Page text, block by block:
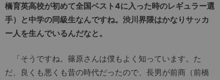
橋育英高校が初めて全国ベスト4に入った時のレギュラー選
手）と中学の同級生なんですね。渋川界隈はかなりサッカ
ー人を生んでいるんだなと。
「そうですね。篠原さんは僕もよく知っています。た
だ、良くも悪くも昔の時代だったので、長男が前商（前橋